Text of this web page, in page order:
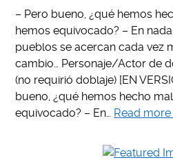
– Pero bueno, ¿qué hemos
hemos equivocado? – En
pueblos se acercan cada vez
cambio… Personaje/Actor de
(no requirió doblaje) [EN
bueno, ¿qué hemos hecho
equivocado? – En… Read more